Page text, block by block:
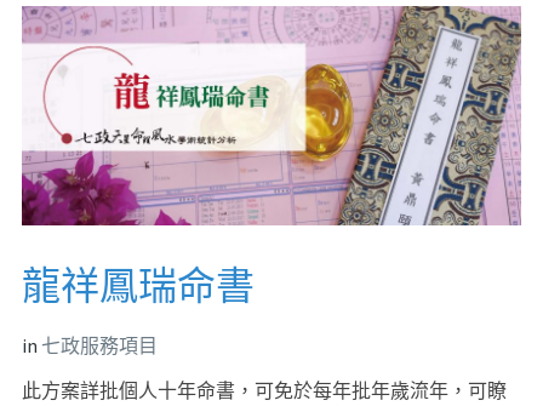
龍祥鳳瑞命書
in 七政服務項目
此方案詳批個人十年命書，可免於每年批年歲流年，可瞭